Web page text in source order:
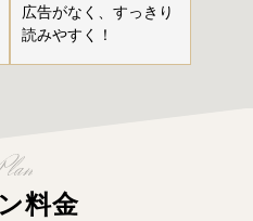
広告がなく、すっきり
読みやすく！
料金